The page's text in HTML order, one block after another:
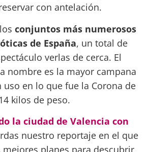
con antelación.
conjuntos más numerosos
de España, un total de
verlas de cerca. El
nombre es la mayor campana
uso en lo que fue la Corona de
kilos de peso.
la ciudad de Valencia con
nuestro reportaje en el que
planes para descubrir